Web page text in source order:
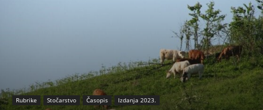
Rubrike Stočarstvo Časopis Izdanja 2023.